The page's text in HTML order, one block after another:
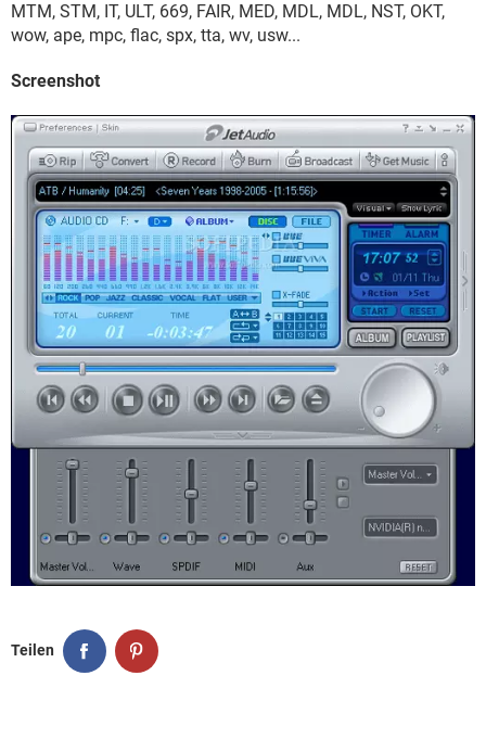
MTM, STM, IT, ULT, 669, FAIR, MED, MDL, MDL, NST, OKT,
wow, ape, mpc, flac, spx, tta, wv, usw...
Screenshot
Teilen